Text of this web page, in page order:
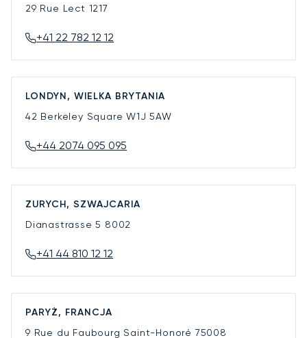
29 Rue Lect 1217
+41 22 782 12 12
LONDYN, WIELKA BRYTANIA
42 Berkeley SquareW1J 5AW
+44 2074 095 095
ZURYCH, SZWAJCARIA
Dianastrasse 5 8002
+41 44 810 12 12
PARYŻ, FRANCJA
9 Rue du Faubourg Saint-Honoré 75008